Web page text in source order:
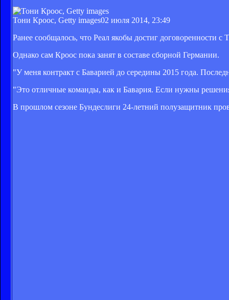
Тони Кроос, Getty images02 июля 2014, 23:49
Ранее сообщалось, что Реал якобы достиг договоренности
Однако сам Кроос пока занят в составе сборной Германии.
"У меня контракт с Баварией до середины 2015 года.
"Это отличные команды, как и Бавария. Если нужны
В прошлом сезоне Бундеслиги 24-летний полузащитник